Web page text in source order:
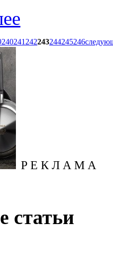
240241 242243244245246
Р Е К Л А М А
статьи